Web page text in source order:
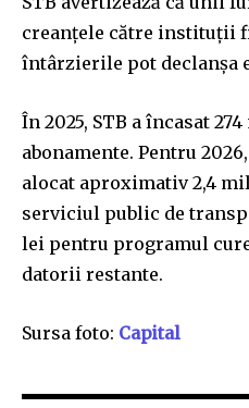
creanțele către instituții
întârzierile pot declanșa
În 2025, STB a încasat
abonamente. Pentru
alocat aproximativ 2,4
serviciul public de
lei pentru programul
datorii restante.
Sursa foto: Capital